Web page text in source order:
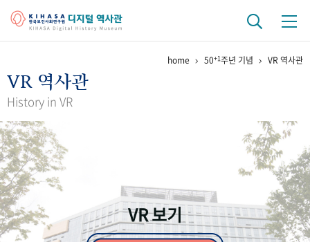
걸어온 길 기관 변천사
연구 역사
정책과 연구
간행물 변천사
기록물 아카이브
home 50+1주년 기념 VR 역사관
VR 역사관
History in VR
VR 보기